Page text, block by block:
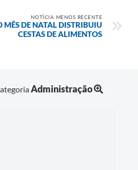
NOTÍCIA MENOS RECENTE
MÊS DE NATAL DISTRIBUIU
CESTAS DE ALIMENTOS
Administração